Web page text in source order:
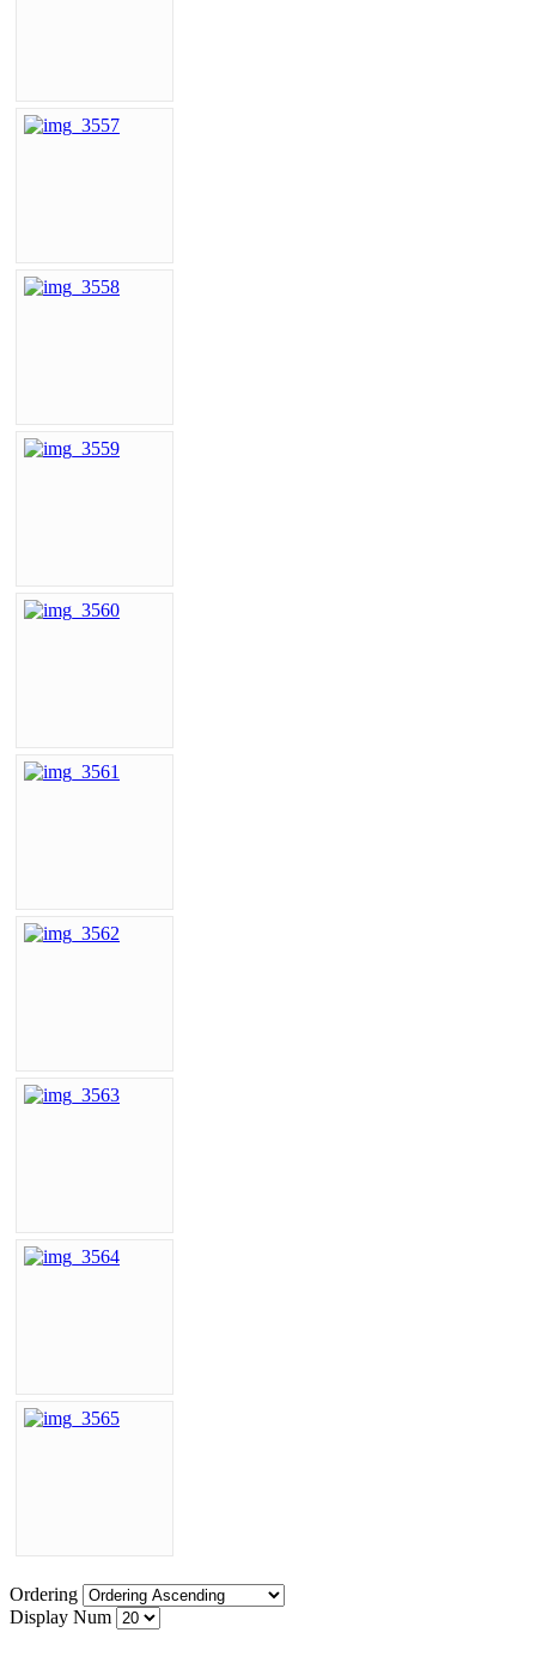
Ordering
Display Num